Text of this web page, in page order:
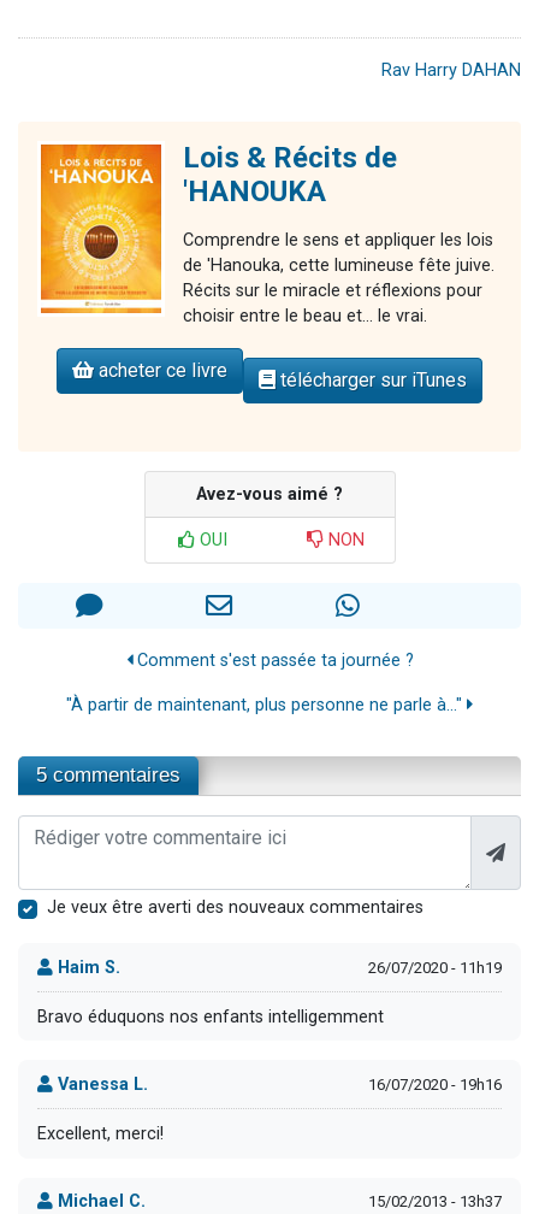
Rav Harry DAHAN
Lois & Récits de
'HANOUKA
Comprendre le sens et appliquer les lois
de 'Hanouka, cette lumineuse fête juive.
Récits sur le miracle et réflexions pour
choisir entre le beau et... le vrai.
acheter ce livre télécharger sur iTunes
Avez-vous aimé ?
OUI NON
Comment s'est passée ta journée ?
"À partir de maintenant, plus personne ne parle à..."
5 commentaires
Je veux être averti des nouveaux commentaires
Haim S. 26/07/2020 - 11h19
Bravo éduquons nos enfants intelligemment
Vanessa L. 16/07/2020 - 19h16
Excellent, merci!
Michael C. 15/02/2013 - 13h37